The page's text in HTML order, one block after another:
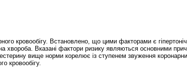
кровообігу. Встановлено, що цими факторами є
хвороба. Вказані фактори ризику являються основними
вище норми корелює із ступенем звуження
кровообігу.